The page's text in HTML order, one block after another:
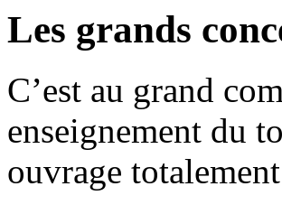
Les grands
C’est au grand
enseignement du
ouvrage